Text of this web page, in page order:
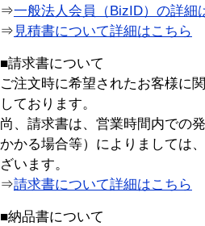
⇒一般法人会員（BizID）の詳細
⇒ 見積書について詳細はこちら
■請求書について
ご注文時に希望されたお客様に
しております。
尚、請求書は、営業時間内での
かかる場合等）によりましては
ざいます。
⇒請求書について詳細はこちら
■納品書について